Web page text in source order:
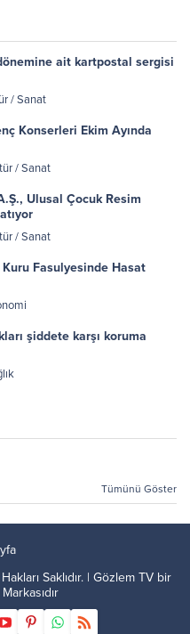
ait kartpostal sergisi
/ Sanat
Konserleri Ekim Ayında
/ Sanat
Ulusal Çocuk Resim
/ Sanat
Kuru Fasulyesinde Hasat
şiddete karşı koruma
Tümünü Göster
Saklıdır. | Gözlem TV bir
Markasıdır